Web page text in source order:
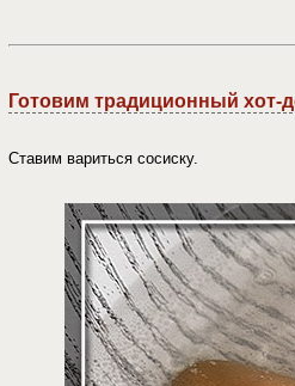
Готовим традиционный хот-
Ставим вариться сосиску.